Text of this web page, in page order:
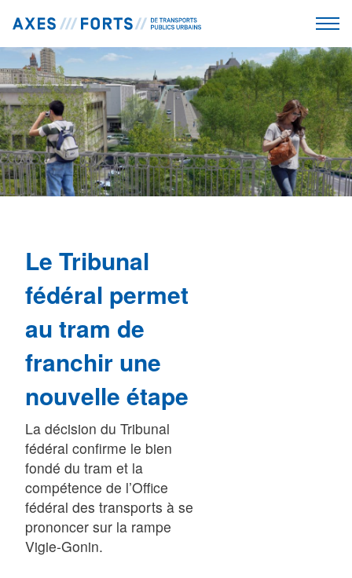
Le Tribunal
fédéral permet
au tram de
franchir une
nouvelle étape
La décision du Tribunal
fédéral confirme le bien
fondé du tram et la
compétence de l’Office
fédéral des transports à se
prononcer sur la rampe
Vigie-Gonin.